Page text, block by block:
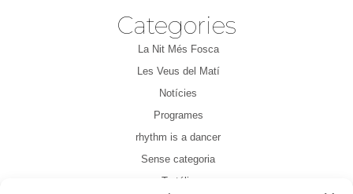
Categories
La Nit Més Fosca
Les Veus del Matí
Notícies
Programes
rhythm is a dancer
Sense categoria
Tertúlia